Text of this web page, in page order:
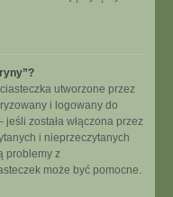
utworzone przez
i logowany do
została włączona przez
i nieprzeczytanych
problemy z
może być pomocne.